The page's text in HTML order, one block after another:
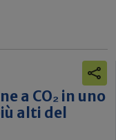
a CO₂ in uno
alti del